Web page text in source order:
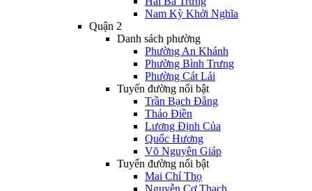
Nam Kỳ Khởi Nghĩa
Quận 2
Danh sách phường
Phường An Khánh
Phường Bình Trưng
Phường Cát Lái
Tuyến đường nổi bật
Trần Bạch Đằng
Thảo Điền
Lương Định Của
Quốc Hương
Võ Nguyên Giáp
Tuyến đường nổi bật
Mai Chí Thọ
Nguyễn Cơ Thạch